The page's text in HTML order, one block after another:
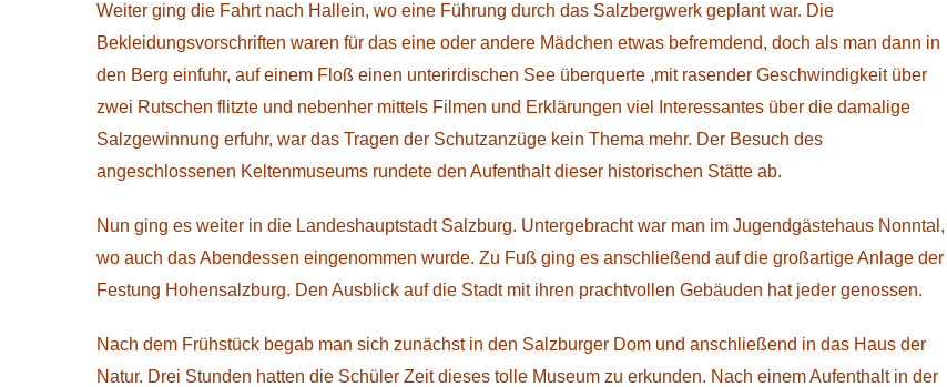
Weiter ging die Fahrt nach Hallein, wo eine Führung durch das Salzbergwerk geplant war. Die
Bekleidungsvorschriften waren für das eine oder andere Mädchen etwas befremdend, doch als man dann in
den Berg einfuhr, auf einem Floß einen unterirdischen See überquerte ,mit rasender Geschwindigkeit über
zwei Rutschen flitzte und nebenher mittels Filmen und Erklärungen viel Interessantes über die damalige
Salzgewinnung erfuhr, war das Tragen der Schutzanzüge kein Thema mehr. Der Besuch des
angeschlossenen Keltenmuseums rundete den Aufenthalt dieser historischen Stätte ab.
Nun ging es weiter in die Landeshauptstadt Salzburg. Untergebracht war man im Jugendgästehaus Nonntal,
wo auch das Abendessen eingenommen wurde. Zu Fuß ging es anschließend auf die großartige Anlage der
Festung Hohensalzburg. Den Ausblick auf die Stadt mit ihren prachtvollen Gebäuden hat jeder genossen.
Nach dem Frühstück begab man sich zunächst in den Salzburger Dom und anschließend in das Haus der
Natur. Drei Stunden hatten die Schüler Zeit dieses tolle Museum zu erkunden. Nach einem Aufenthalt in der